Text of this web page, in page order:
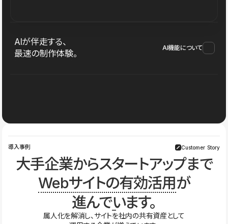
AIが伴走する、
最速の制作体験。
AI機能について
導入事例 Customer Story
大手企業からスタートアップまで
Webサイトの有効活用が
進んでいます。
属人化を解消し、サイトを社内の共有資産として